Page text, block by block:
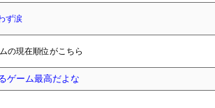
ず涙
の現在順位がこちら
ゲーム最高だよな